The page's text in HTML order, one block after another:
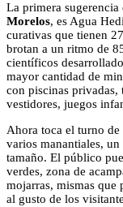
La primera sugerencia
Morelos, es Agua
curativas que tienen
brotan a un ritmo de
científicos
mayor cantidad de
con piscinas privadas,
vestidores, juegos
Ahora toca el turno
varios manantiales,
tamaño. El público
verdes, zona de
mojarras, mismas que
al gusto de los